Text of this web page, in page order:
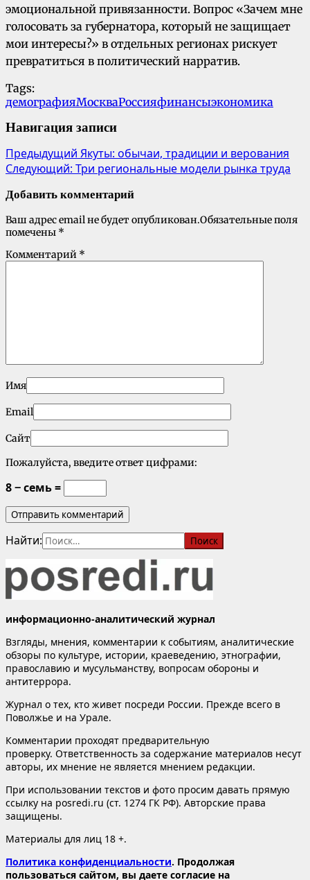
эмоциональной привязанности. Вопрос «Зачем мне
голосовать за губернатора, который не защищает
мои интересы?» в отдельных регионах рискует
превратиться в политический нарратив.
Tags:
демографияМоскваРоссияфинансыэкономика
Навигация записи
Предыдущий Якуты: обычаи, традиции и верования
Следующий: Три региональные модели рынка труда
Добавить комментарий
Ваш адрес email не будет опубликован.Обязательные поля
помечены *
Комментарий *
Имя
Email
Сайт
Пожалуйста, введите ответ цифрами:
8 − семь =
Найти:
информационно-аналитический журнал
Взгляды, мнения, комментарии к событиям, аналитические
обзоры по культуре, истории, краеведению, этнографии,
православию и мусульманству, вопросам обороны и
антитеррора.
Журнал о тех, кто живет посреди России. Прежде всего в
Поволжье и на Урале.
Комментарии проходят предварительную
проверку. Ответственность за содержание материалов несут
авторы, их мнение не является мнением редакции.
При использовании текстов и фото просим давать прямую
ссылку на posredi.ru (ст. 1274 ГК РФ). Авторские права
защищены.
Материалы для лиц 18 +.
Политика конфиденциальности. Продолжая
пользоваться сайтом, вы даете согласие на